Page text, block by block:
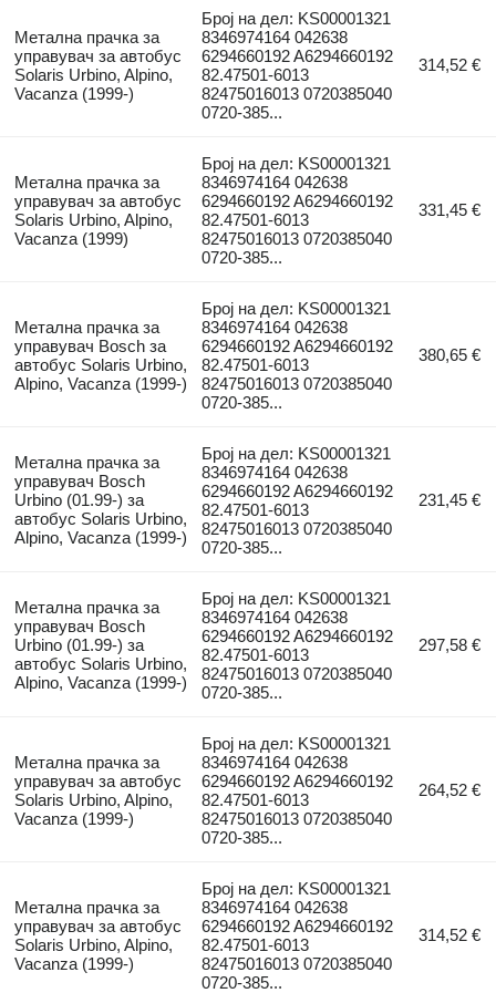
Метална прачка за
управувач за автобус
Solaris Urbino, Alpino,
Vacanza (1999-)
Број на дел: KS00001321
8346974164 042638
6294660192 A6294660192
82.47501-6013
82475016013 0720385040
0720-385...
314,52 €
Метална прачка за
управувач за автобус
Solaris Urbino, Alpino,
Vacanza (1999)
Број на дел: KS00001321
8346974164 042638
6294660192 A6294660192
82.47501-6013
82475016013 0720385040
0720-385...
331,45 €
Метална прачка за
управувач Bosch за
автобус Solaris Urbino,
Alpino, Vacanza (1999-)
Број на дел: KS00001321
8346974164 042638
6294660192 A6294660192
82.47501-6013
82475016013 0720385040
0720-385...
380,65 €
Метална прачка за
управувач Bosch
Urbino (01.99-) за
автобус Solaris Urbino,
Alpino, Vacanza (1999-)
Број на дел: KS00001321
8346974164 042638
6294660192 A6294660192
82.47501-6013
82475016013 0720385040
0720-385...
231,45 €
Метална прачка за
управувач Bosch
Urbino (01.99-) за
автобус Solaris Urbino,
Alpino, Vacanza (1999-)
Број на дел: KS00001321
8346974164 042638
6294660192 A6294660192
82.47501-6013
82475016013 0720385040
0720-385...
297,58 €
Метална прачка за
управувач за автобус
Solaris Urbino, Alpino,
Vacanza (1999-)
Број на дел: KS00001321
8346974164 042638
6294660192 A6294660192
82.47501-6013
82475016013 0720385040
0720-385...
264,52 €
Метална прачка за
управувач за автобус
Solaris Urbino, Alpino,
Vacanza (1999-)
Број на дел: KS00001321
8346974164 042638
6294660192 A6294660192
82.47501-6013
82475016013 0720385040
0720-385...
314,52 €